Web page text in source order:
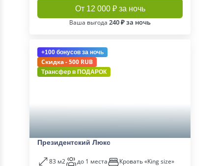
От 12 000 ₽ за ночь
Ваша выгода 240 ₽ за ночь
+100 бонусов за ночь
Скидка - 500 RUB
Трансфер в ПОДАРОК
Президентский Люкс
83 м2 до 1 места Кровать «King size»